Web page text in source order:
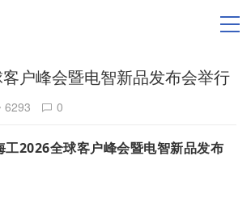
户峰会暨电智新品发布会举行
6293 0
工2026全球客户峰会暨电智新品发布